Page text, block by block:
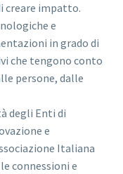
creare impatto.
e
in grado di
che tengono conto
persone, dalle
degli Enti di
e
Italiana
connessioni e